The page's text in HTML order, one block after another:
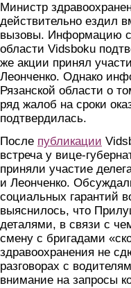
Министр
действительно ездил
вызовы. Информацию
области Vidsboku
же акции принял
Леонченко. Однако
Рязанской области о
ряд жалоб на сроки
подтвердилась.
После публикации
встреча у вице-
приняли участие
и Леонченко.
социальных гарантий
выяснилось, что
деталями, в связи с
смену с бригадами
здравоохранения не
разговорах с
внимание на запросы